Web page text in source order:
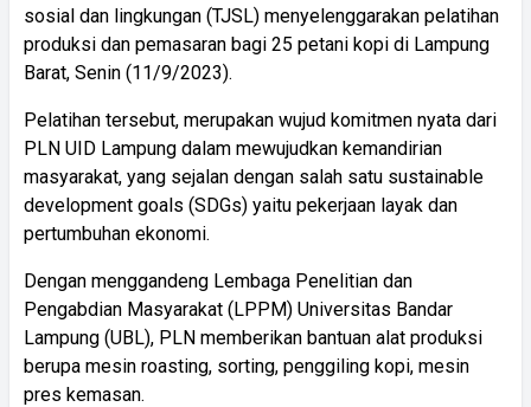
sosial dan lingkungan (TJSL) menyelenggarakan pelatihan
produksi dan pemasaran bagi 25 petani kopi di Lampung
Barat, Senin (11/9/2023).
Pelatihan tersebut, merupakan wujud komitmen nyata dari
PLN UID Lampung dalam mewujudkan kemandirian
masyarakat, yang sejalan dengan salah satu sustainable
development goals (SDGs) yaitu pekerjaan layak dan
pertumbuhan ekonomi.
Dengan menggandeng Lembaga Penelitian dan
Pengabdian Masyarakat (LPPM) Universitas Bandar
Lampung (UBL), PLN memberikan bantuan alat produksi
berupa mesin roasting, sorting, penggiling kopi, mesin
pres kemasan.